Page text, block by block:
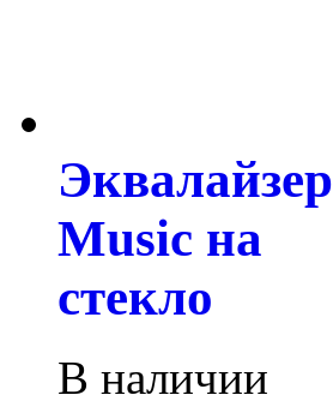
Эквалайзер
Music на
стекло
В наличии